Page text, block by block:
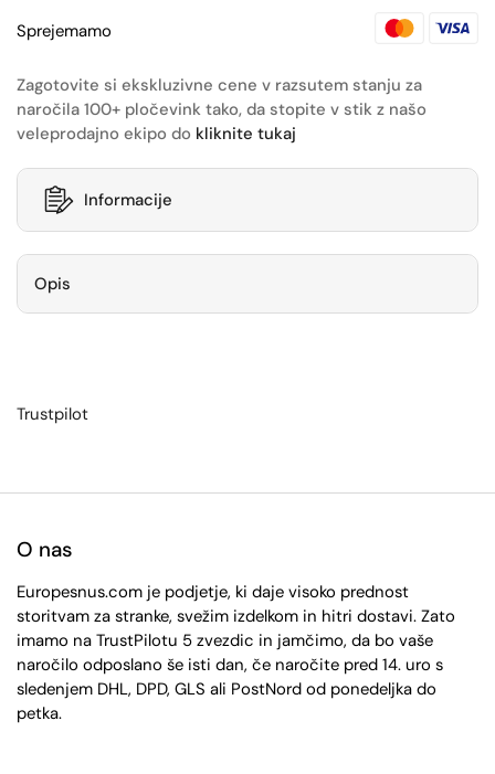
Sprejemamo
Zagotovite si ekskluzivne cene v razsutem stanju za
naročila 100+ pločevink tako, da stopite v stik z našo
veleprodajno ekipo do kliknite tukaj
Informacije
Opis
Trustpilot
O nas
Europesnus.com je podjetje, ki daje visoko prednost
storitvam za stranke, svežim izdelkom in hitri dostavi. Zato
imamo na TrustPilotu 5 zvezdic in jamčimo, da bo vaše
naročilo odposlano še isti dan, če naročite pred 14. uro s
sledenjem DHL, DPD, GLS ali PostNord od ponedeljka do
petka.